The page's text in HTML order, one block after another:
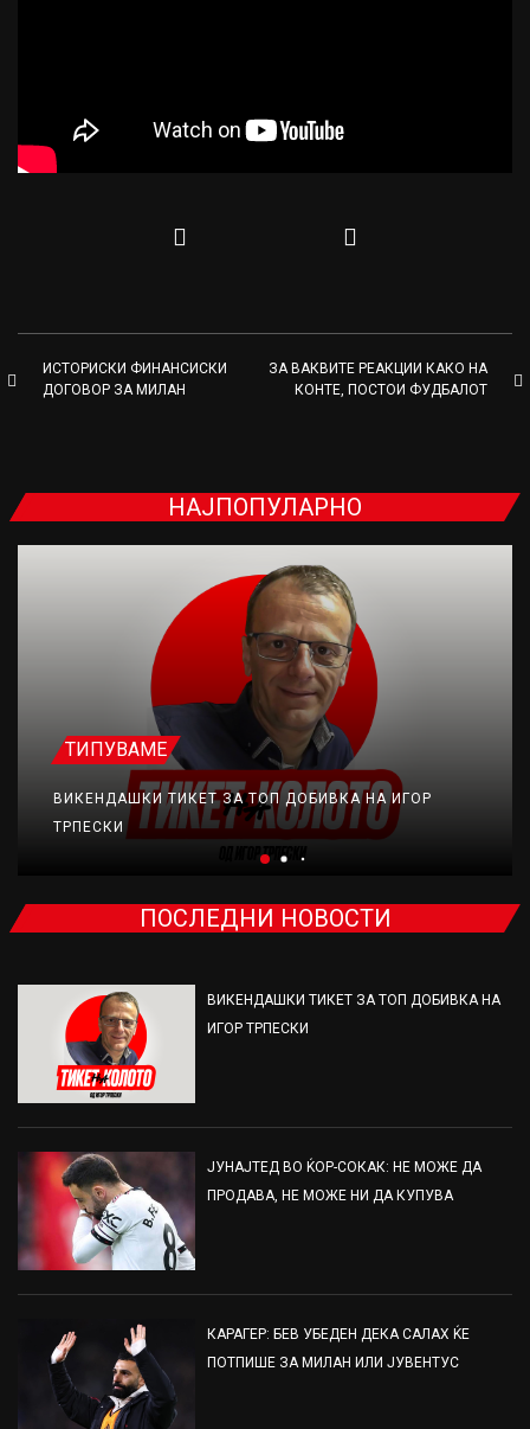
ИСТОРИСКИ ФИНАНСИСКИ
ДОГОВОР ЗА МИЛАН
ЗА ВАКВИТЕ РЕАКЦИИ КАКО НА
КОНТЕ, ПОСТОИ ФУДБАЛОТ
НАЈПОПУЛАРНО
ТИПУВАМЕ
ВИКЕНДАШКИ ТИКЕТ ЗА ТОП ДОБИВКА НА ИГОР
ТРПЕСКИ
ПОСЛЕДНИ НОВОСТИ
ВИКЕНДАШКИ ТИКЕТ ЗА ТОП ДОБИВКА НА
ИГОР ТРПЕСКИ
ЈУНАЈТЕД ВО ЌОР-СОКАК: НЕ МОЖЕ ДА
ПРОДАВА, НЕ МОЖЕ НИ ДА КУПУВА
КАРАГЕР: БЕВ УБЕДЕН ДЕКА САЛАХ ЌЕ
ПОТПИШЕ ЗА МИЛАН ИЛИ ЈУВЕНТУС